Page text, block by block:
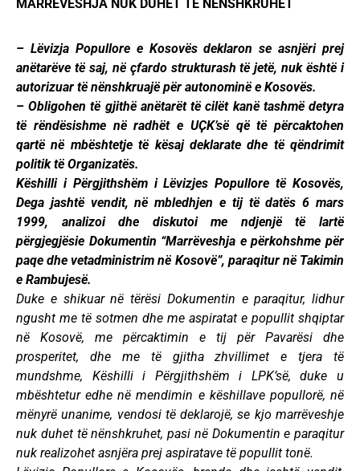
MARREVESHJA NUK DUHET TË NËNSHKRUHET
– Lëvizja Popullore e Kosovës deklaron se asnjëri prej
anëtarëve të saj, në çfardo strukturash të jetë, nuk është i
autorizuar të nënshkruajë për autonominë e Kosovës.
– Obligohen të gjithë anëtarët të cilët kanë tashmë detyra
të rëndësishme në radhët e UҪK’së që të përcaktohen
qartë në mbështetje të kësaj deklarate dhe të qëndrimit
politik të Organizatës.
Këshilli i Përgjithshëm i Lëvizjes Popullore të Kosovës,
Dega jashtë vendit, në mbledhjen e tij të datës 6 mars
1999, analizoi dhe diskutoi me ndjenjë të lartë
përgjegjësie Dokumentin “Marrëveshja e përkohshme për
paqe dhe vetadministrim në Kosovë”, paraqitur në Takimin
e Rambujesë.
Duke e shikuar në tërësi Dokumentin e paraqitur, lidhur
ngusht me të sotmen dhe me aspiratat e popullit shqiptar
në Kosovë, me përcaktimin e tij për Pavarësi dhe
prosperitet, dhe me të gjitha zhvillimet e tjera të
mundshme, Këshilli i Përgjithshëm i LPK’së, duke u
mbështetur edhe në mendimin e këshillave popullorë, në
mënyrë unanime, vendosi të deklarojë, se kjo marrëveshje
nuk duhet të nënshkruhet, pasi në Dokumentin e paraqitur
nuk realizohet asnjëra prej aspiratave të popullit tonë.